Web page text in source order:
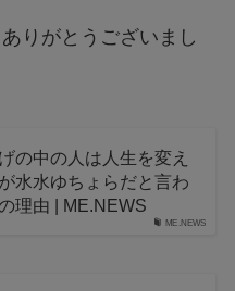
りがとうございまし
ME.NEWS
の中の人は人生を変え
水水ゆちょらだと言わ
理由 | ME.NEWS